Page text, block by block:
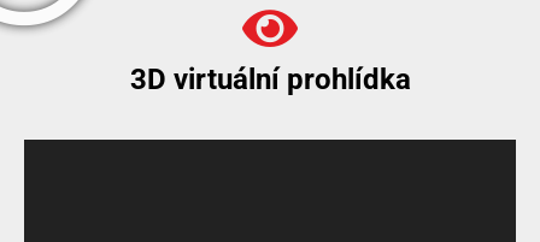
3D virtuální prohlídka